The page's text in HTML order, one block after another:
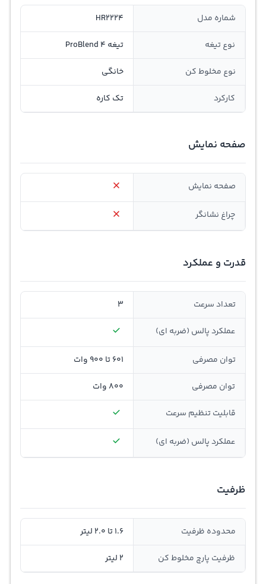
شماره مدل HR2224
نوع تیغه تیغه ProBlend 4
نوع مخلوط کن خانگی
کارکرد تک کاره
صفحه نمایش
صفحه نمایش
چراغ نشانگر
قدرت و عملکرد
تعداد سرعت 3
عملکرد پالس (ضربه ای)
توان مصرفی 601 تا 900 وات
توان مصرفی 800 وات
قابلیت تنظيم سرعت
عملکرد پالس (ضربه ای)
ظرفیت
محدوده ظرفیت 1.6 تا 2.0 لیتر
ظرفیت پارچ مخلوط کن 2 لیتر